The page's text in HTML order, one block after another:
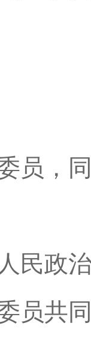
，同
政治
员共